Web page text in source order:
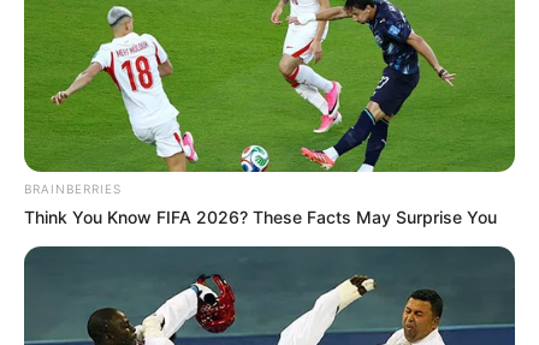
particulares.
Pico y placa para taxis el jueves 4 de
junio de 2026
La rotación para el servicio público tipo taxi también
cambia para esta jornada. Este
2026 , los vehículos con placas terminadas en1 y 2 no
pueden circularen Bogotá.
La restricción aplica entre las 5:30 a. m. y las 9:00 p. m.
horario durante el cual estos taxis deben suspender la
BRAINBERRIES
Think You Know FIFA 2026? These Facts May Surprise You